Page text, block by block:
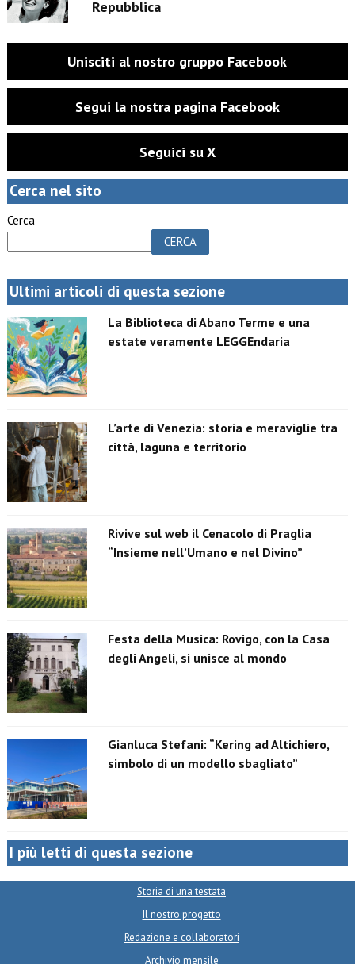
Repubblica
Unisciti al nostro gruppo Facebook
Segui la nostra pagina Facebook
Seguici su X
Cerca nel sito
Cerca
CERCA
Ultimi articoli di questa sezione
La Biblioteca di Abano Terme e una
estate veramente LEGGEndaria
L’arte di Venezia: storia e meraviglie tra
città, laguna e territorio
Rivive sul web il Cenacolo di Praglia
“Insieme nell’Umano e nel Divino”
Festa della Musica: Rovigo, con la Casa
degli Angeli, si unisce al mondo
Gianluca Stefani: “Kering ad Altichiero,
simbolo di un modello sbagliato”
I più letti di questa sezione
Storia di una testata
Il nostro progetto
Redazione e collaboratori
Archivio mensile